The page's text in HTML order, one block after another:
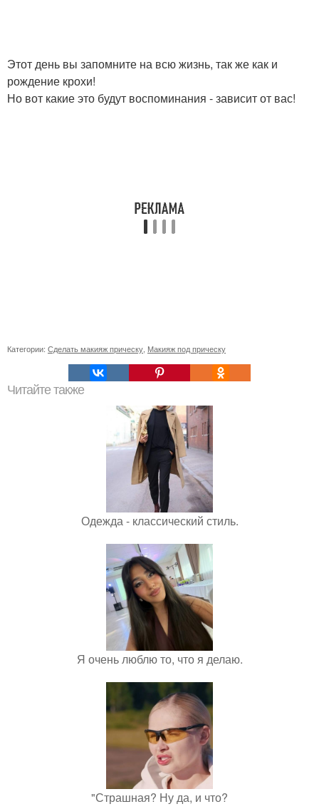
Этот день вы запомните на всю жизнь, так же как и
рождение крохи!
Но вот какие это будут воспоминания - зависит от вас!
Категории: Сделать макияж прическу, Макияж под прическу
Читайте также
Одежда - классический стиль.
Я очень люблю то, что я делаю.
"Страшная? Ну да, и что?